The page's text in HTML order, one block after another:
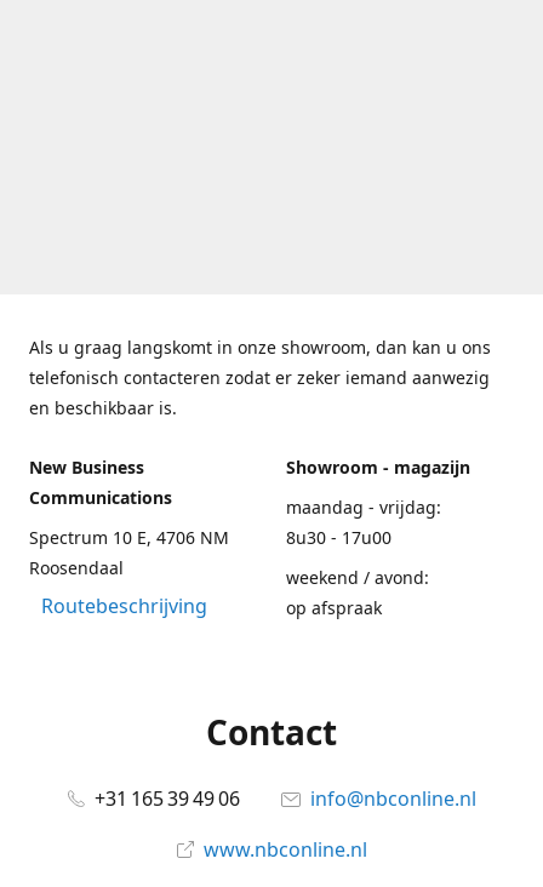
Als u graag langskomt in onze showroom, dan kan u ons
telefonisch contacteren zodat er zeker iemand aanwezig
en beschikbaar is.
New Business
Communications
Spectrum 10 E, 4706 NM
Roosendaal
Routebeschrijving
Showroom - magazijn
maandag - vrijdag:
8u30 - 17u00
weekend / avond:
op afspraak
Contact
+31 165 39 49 06
info@nbconline.nl
www.nbconline.nl